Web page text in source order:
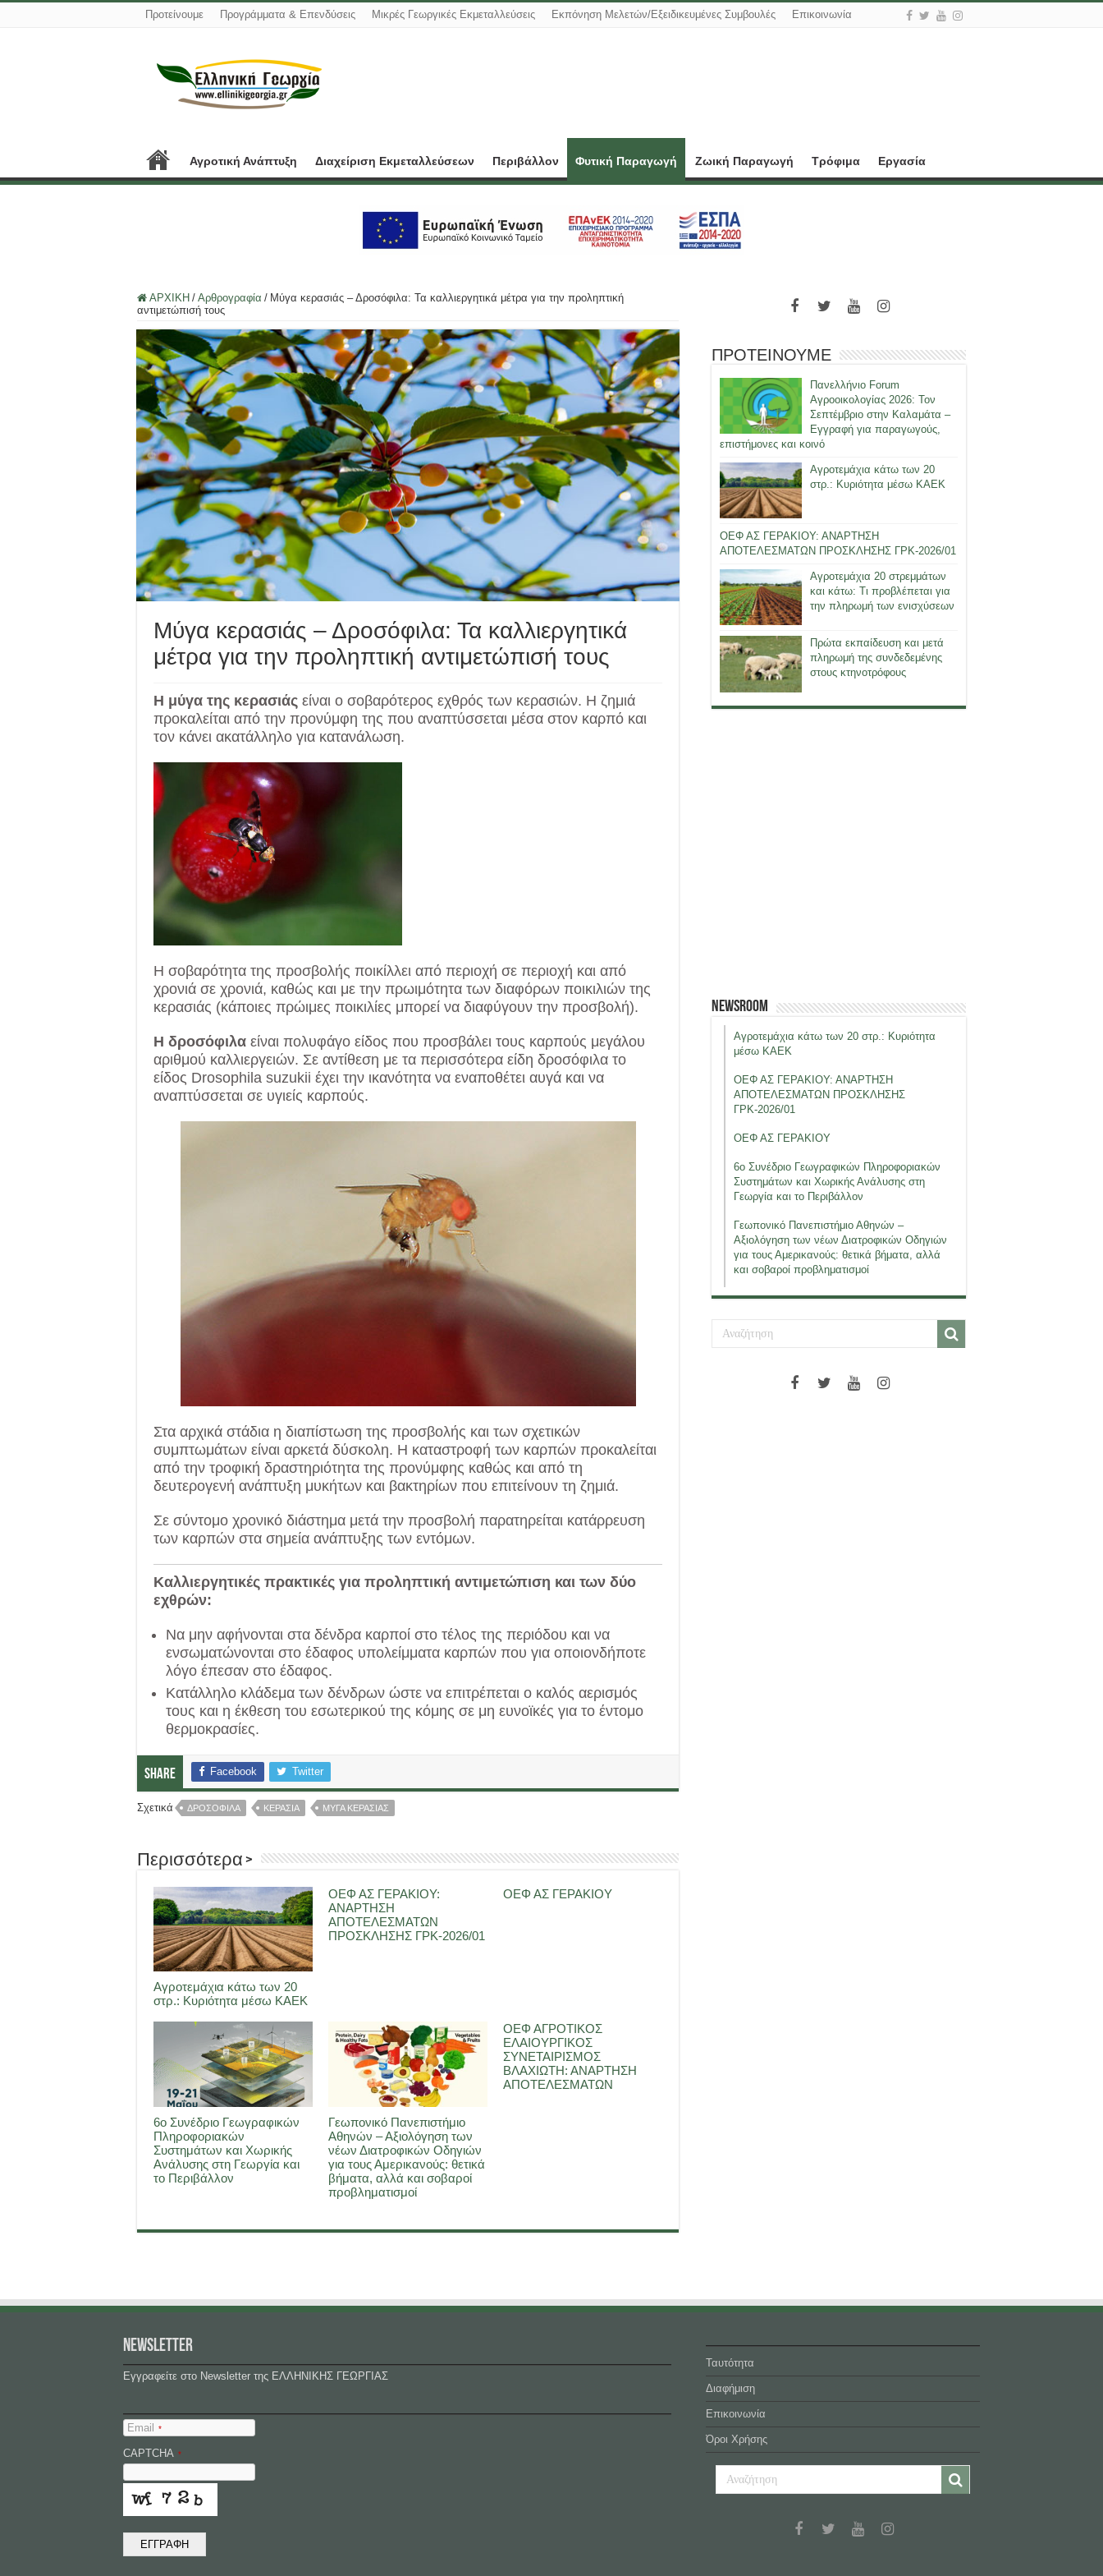
Προτείνουμε Προγράμματα & Επενδύσεις Μικρές Γεωργικές Εκμεταλλεύσεις Εκπόνηση Μελετών/Εξειδικευμένες Συμβουλές Επικοινωνία
Αγροτική Ανάπτυξη Διαχείριση Εκμεταλλεύσεων Περιβάλλον Φυτική Παραγωγή Ζωική Παραγωγή Τρόφιμα Εργασία
ΑΡΧΙΚΗ / Αρθρογραφία / Μύγα κερασιάς – Δροσόφιλα: Τα καλλιεργητικά μέτρα για την προληπτική
αντιμετώπισή τους
Μύγα κερασιάς – Δροσόφιλα: Τα καλλιεργητικά
μέτρα για την προληπτική αντιμετώπισή τους
Η μύγα της κερασιάς είναι ο σοβαρότερος εχθρός των κερασιών. Η ζημιά
προκαλείται από την προνύμφη της που αναπτύσσεται μέσα στον καρπό και
τον κάνει ακατάλληλο για κατανάλωση.
Η σοβαρότητα της προσβολής ποικίλλει από περιοχή σε περιοχή και από
χρονιά σε χρονιά, καθώς και με την πρωιμότητα των διαφόρων ποικιλιών της
κερασιάς (κάποιες πρώιμες ποικιλίες μπορεί να διαφύγουν την προσβολή).
Η δροσόφιλα είναι πολυφάγο είδος που προσβάλει τους καρπούς μεγάλου
αριθμού καλλιεργειών. Σε αντίθεση με τα περισσότερα είδη δροσόφιλα το
είδος Drosophila suzukii έχει την ικανότητα να εναποθέτει αυγά και να
αναπτύσσεται σε υγιείς καρπούς.
Στα αρχικά στάδια η διαπίστωση της προσβολής και των σχετικών
συμπτωμάτων είναι αρκετά δύσκολη. Η καταστροφή των καρπών προκαλείται
από την τροφική δραστηριότητα της προνύμφης καθώς και από τη
δευτερογενή ανάπτυξη μυκήτων και βακτηρίων που επιτείνουν τη ζημιά.
Σε σύντομο χρονικό διάστημα μετά την προσβολή παρατηρείται κατάρρευση
των καρπών στα σημεία ανάπτυξης των εντόμων.
Καλλιεργητικές πρακτικές για προληπτική αντιμετώπιση και των δύο
εχθρών:
Να μην αφήνονται στα δένδρα καρποί στο τέλος της περιόδου και να
ενσωματώνονται στο έδαφος υπολείμματα καρπών που για οποιονδήποτε
λόγο έπεσαν στο έδαφος.
Κατάλληλο κλάδεμα των δένδρων ώστε να επιτρέπεται ο καλός αερισμός
τους και η έκθεση του εσωτερικού της κόμης σε μη ευνοϊκές για το έντομο
θερμοκρασίες.
Share Facebook Twitter
Σχετικά ΔΡΟΣΟΦΙΛΑ ΚΕΡΑΣΙΑ ΜΥΓΑ ΚΕΡΑΣΙΑΣ
Περισσότερα >
Αγροτεμάχια κάτω των 20
στρ.: Κυριότητα μέσω ΚΑΕΚ
ΟΕΦ ΑΣ ΓΕΡΑΚΙΟΥ:
ΑΝΑΡΤΗΣΗ
ΑΠΟΤΕΛΕΣΜΑΤΩΝ
ΠΡΟΣΚΛΗΣΗΣ ΓΡΚ-2026/01
ΟΕΦ ΑΣ ΓΕΡΑΚΙΟΥ
6ο Συνέδριο Γεωγραφικών
Πληροφοριακών
Συστημάτων και Χωρικής
Ανάλυσης στη Γεωργία και
το Περιβάλλον
Γεωπονικό Πανεπιστήμιο
Αθηνών – Αξιολόγηση των
νέων Διατροφικών Οδηγιών
για τους Αμερικανούς: θετικά
βήματα, αλλά και σοβαροί
προβληματισμοί
ΟΕΦ ΑΓΡΟΤΙΚΟΣ
ΕΛΑΙΟΥΡΓΙΚΟΣ
ΣΥΝΕΤΑΙΡΙΣΜΟΣ
ΒΛΑΧΙΩΤΗ: ΑΝΑΡΤΗΣΗ
ΑΠΟΤΕΛΕΣΜΑΤΩΝ
ΠΡΟΤΕΙΝΟΥΜΕ
Πανελλήνιο Forum
Αγροοικολογίας 2026: Τον
Σεπτέμβριο στην Καλαμάτα –
Εγγραφή για παραγωγούς,
επιστήμονες και κοινό
Αγροτεμάχια κάτω των 20
στρ.: Κυριότητα μέσω ΚΑΕΚ
ΟΕΦ ΑΣ ΓΕΡΑΚΙΟΥ: ΑΝΑΡΤΗΣΗ
ΑΠΟΤΕΛΕΣΜΑΤΩΝ ΠΡΟΣΚΛΗΣΗΣ ΓΡΚ-2026/01
Αγροτεμάχια 20 στρεμμάτων
και κάτω: Τι προβλέπεται για
την πληρωμή των ενισχύσεων
Πρώτα εκπαίδευση και μετά
πληρωμή της συνδεδεμένης
στους κτηνοτρόφους
Newsroom
Αγροτεμάχια κάτω των 20 στρ.: Κυριότητα
μέσω ΚΑΕΚ
ΟΕΦ ΑΣ ΓΕΡΑΚΙΟΥ: ΑΝΑΡΤΗΣΗ
ΑΠΟΤΕΛΕΣΜΑΤΩΝ ΠΡΟΣΚΛΗΣΗΣ
ΓΡΚ-2026/01
ΟΕΦ ΑΣ ΓΕΡΑΚΙΟΥ
6ο Συνέδριο Γεωγραφικών Πληροφοριακών
Συστημάτων και Χωρικής Ανάλυσης στη
Γεωργία και το Περιβάλλον
Γεωπονικό Πανεπιστήμιο Αθηνών –
Αξιολόγηση των νέων Διατροφικών Οδηγιών
για τους Αμερικανούς: θετικά βήματα, αλλά
και σοβαροί προβληματισμοί
NEWSLETTER
Εγγραφείτε στο Newsletter της ΕΛΛΗΝΙΚΗΣ ΓΕΩΡΓΙΑΣ
Email *
CAPTCHA *
ΕΓΓΡΑΦΗ
Ταυτότητα
Διαφήμιση
Επικοινωνία
Όροι Χρήσης